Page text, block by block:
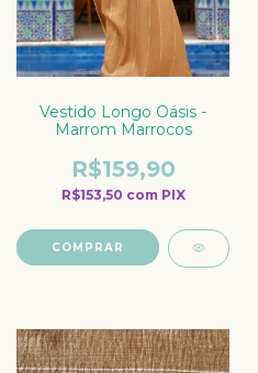
Vestido Longo Oásis -
Marrom Marrocos
R$159,90
R$153,50 com PIX
COMPRAR